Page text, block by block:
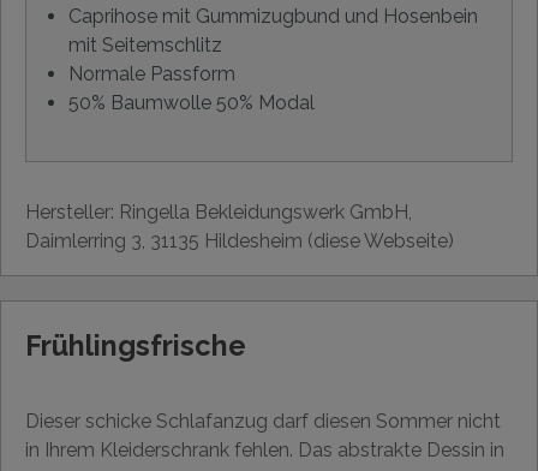
Caprihose mit Gummizugbund und Hosenbein
mit Seitemschlitz
Normale Passform
50% Baumwolle 50% Modal
Hersteller: Ringella Bekleidungswerk GmbH,
Daimlerring 3, 31135 Hildesheim (diese Webseite)
Frühlingsfrische
Dieser schicke Schlafanzug darf diesen Sommer nicht
in Ihrem Kleiderschrank fehlen. Das abstrakte Dessin in